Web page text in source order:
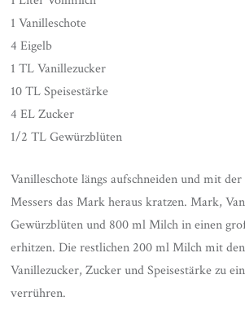
1 Vanilleschote
4 Eigelb
1 TL Vanillezucker
10 TL Speisestärke
4 EL Zucker
1/2 TL Gewürzblüten
Vanilleschote längs aufschneiden und mit
Messers das Mark heraus kratzen. Mark,
Gewürzblüten und 800 ml Milch in einen
erhitzen. Die restlichen 200 ml Milch mit
Vanillezucker, Zucker und Speisestärke zu
verrühren.